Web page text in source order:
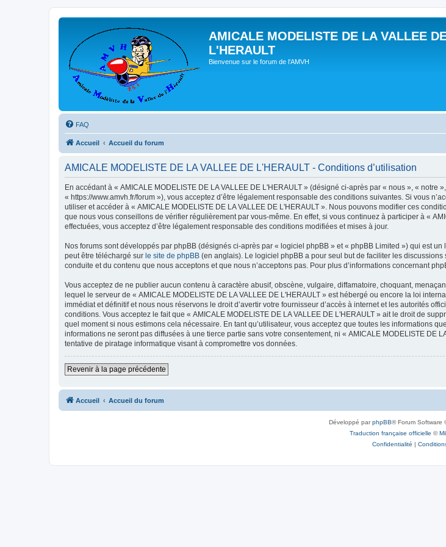
AMICALE MODELISTE DE LA VALLEE
L'HERAULT
Bienvenue sur le forum de l'AMVH
FAQ
Accueil Accueil du forum
AMICALE MODELISTE DE LA VALLEE DE L'HERAULT - Conditions d’utilisation
En accédant à « AMICALE MODELISTE DE LA VALLEE DE L'HERAULT » (désigné ci-après par « nous », « notre
« https://www.amvh.fr/forum »), vous acceptez d’être légalement responsable des conditions suivantes. Si vous
utiliser et accéder à « AMICALE MODELISTE DE LA VALLEE DE L'HERAULT ». Nous pouvons modifier ces
que nous vous conseillons de vérifier régulièrement par vous-même. En effet, si vous continuez à participer à «
effectuées, vous acceptez d’être légalement responsable des conditions modifiées et mises à jour.
Nos forums sont développés par phpBB (désignés ci-après par « logiciel phpBB » et « phpBB Limited ») qui est
peut être téléchargé sur le site de phpBB (en anglais). Le logiciel phpBB a pour seul but de faciliter les
conduite et du contenu que nous acceptons et que nous n’acceptons pas. Pour plus d’informations concernant
Vous acceptez de ne publier aucun contenu à caractère abusif, obscène, vulgaire, diffamatoire, choquant,
lequel le serveur de « AMICALE MODELISTE DE LA VALLEE DE L'HERAULT » est hébergé ou encore la loi
immédiat et définitif et nous nous réservons le droit d’avertir votre fournisseur d’accès à internet et les autorités
conditions. Vous acceptez le fait que « AMICALE MODELISTE DE LA VALLEE DE L'HERAULT » ait le droit de
quel moment si nous estimons cela nécessaire. En tant qu’utilisateur, vous acceptez que toutes les informations
informations ne seront pas diffusées à une tierce partie sans votre consentement, ni « AMICALE MODELISTE DE
tentative de piratage informatique visant à compromettre vos données.
Revenir à la page précédente
Accueil Accueil du forum
Développé parphpBB® Forum Software
Traduction française officielle ©
Confidentialité |